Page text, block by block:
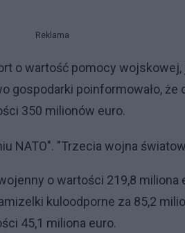
Reklama
o wartość pomocy
gospodarki poinformowało,
350 milionów euro.
NATO". "Trzecia wojna
o wartości 219,8 miliona
kuloodporne za 85,2
45,1 miliona euro.